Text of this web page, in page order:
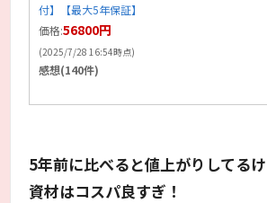
付】【最大5年保証】
価格:56800円
(2025/7/28 16:54時点)
感想(140件)
5年前に比べると値上がりしてる
資材はコスパ良すぎ！